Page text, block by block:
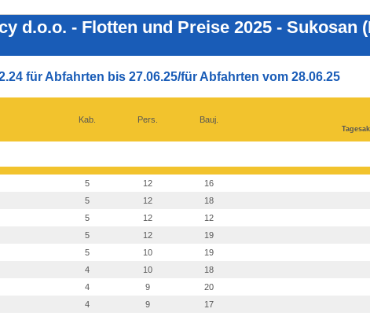
d.o.o. - Flotten und Preise 2025 - Sukosan
für Abfahrten bis 27.06.25/für Abfahrten vom 28.06.25
Kab. Pers. Bauj.
5 12 16
5 12 18
5 12 12
5 12 19
5 10 19
4 10 18
4 9 20
4 9 17